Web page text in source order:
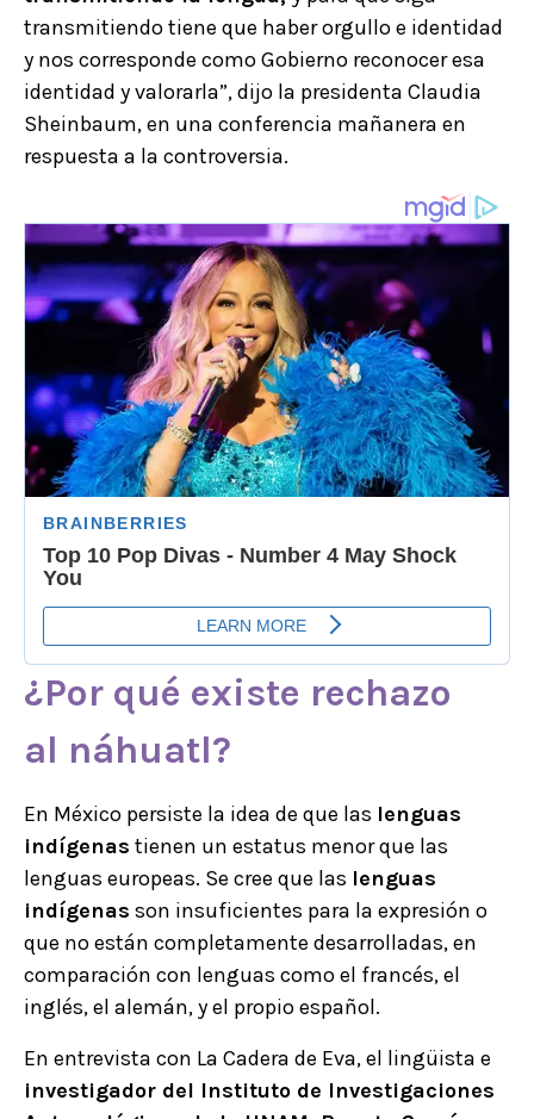
transmitiendo tiene que haber orgullo e identidad
y nos corresponde como Gobierno reconocer esa
identidad y valorarla”, dijo la presidenta Claudia
Sheinbaum, en una conferencia mañanera en
respuesta a la controversia.
¿Por qué existe rechazo
al náhuatl?
En México persiste la idea de que las lenguas
indígenas tienen un estatus menor que las
lenguas europeas. Se cree que las lenguas
indígenas son insuficientes para la expresión o
que no están completamente desarrolladas, en
comparación con lenguas como el francés, el
inglés, el alemán, y el propio español.
En entrevista con La Cadera de Eva, el lingüista e
investigador del Instituto de Investigaciones